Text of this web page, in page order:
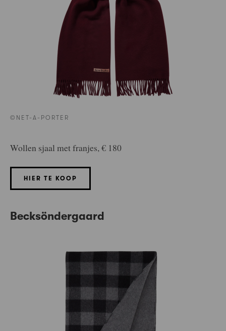
©NET-A-PORTER
Wollen sjaal met franjes, € 180
HIER TE KOOP
Becksöndergaard